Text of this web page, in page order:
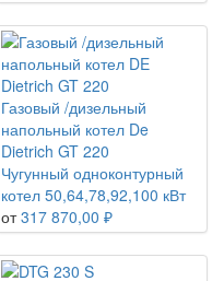
Газовый /дизельный
напольный котел De
Dietrich GT 220
Чугунный одноконтурный
котел 50,64,78,92,100 кВт
от 317 870,00 ₽